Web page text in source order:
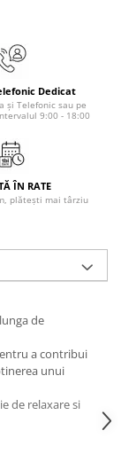
Dedicat
și Telefonic sau pe
9:00 - 18:00
ÎN RATE
plătești mai târziu
de
a contribui
unui
de relaxare si